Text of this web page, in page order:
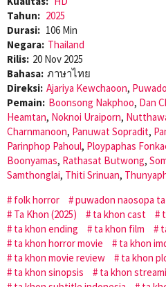
Tahun: 2025
Durasi: 106 Min
Negara: Thailand
Rilis: 20 Nov 2025
Bahasa: ภาษาไทย
Direksi: Ajariya Kewchaoon,
Pemain: Boonsong Nakphoo, Dan
Heamtan, Noknoi Uraiporn,
Charnmanoon, Panuwat Sopradit,
Parinphop Pahoul, Ploypaphas
Boonyamas, Rathasat Butwong,
Samthonglai, Thiti Srinuan,
folk horror
puwadon naosopa
Ta Khon (2025)
ta khon cast
ta khon ending
ta khon film
ta khon horror movie
ta khon
ta khon movie review
ta khon
ta khon sinopsis
ta khon